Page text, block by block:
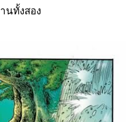
นทั้งสอง